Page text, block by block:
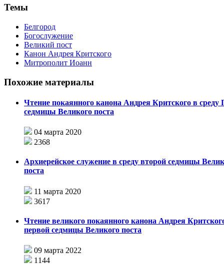
Темы
Белгород
Богослужение
Великий пост
Канон Андрея Критского
Митрополит Иоанн
Похожие материалы
Чтение покаянного канона Андрея Критского в среду
седмицы Великого поста
04 марта 2020
2368
Архиерейское служение в среду второй седмицы
поста
11 марта 2020
3617
Чтение великого покаянного канона Андрея
первой седмицы Великого поста
09 марта 2022
1144